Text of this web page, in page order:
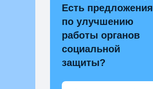
Есть предложения
по улучшению
работы органов
социальной
защиты?